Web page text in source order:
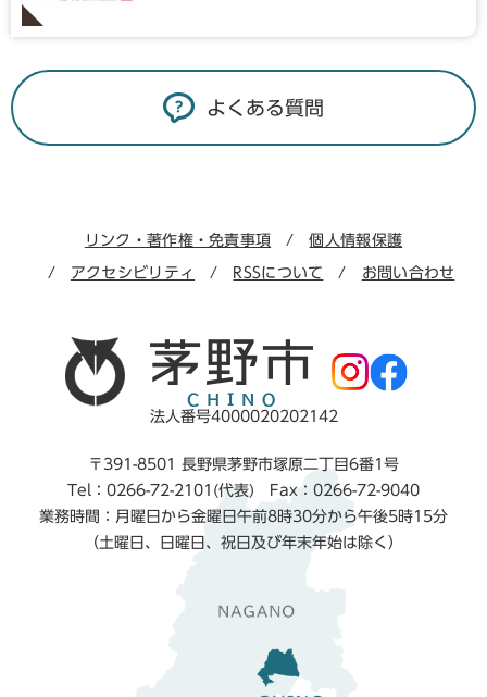
よくある質問
リンク・著作権・免責事項 個人情報保護
アクセシビリティ RSSについて お問い合わせ
法人番号4000020202142
〒391-8501 長野県茅野市塚原二丁目6番1号
Tel：0266-72-2101(代表) Fax：0266-72-9040
業務時間：月曜日から金曜日午前8時30分から午後5時15分
（土曜日、日曜日、祝日及び年末年始は除く）